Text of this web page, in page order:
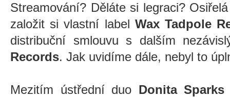
Streamování? Děláte si legraci?
založit si vlastní label Wax Tadpole
distribuční smlouvu s dalším
Records. Jak uvidíme dále, nebyl to
Mezitím ústřední duo Donita Sparks